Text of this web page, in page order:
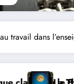
travail dans